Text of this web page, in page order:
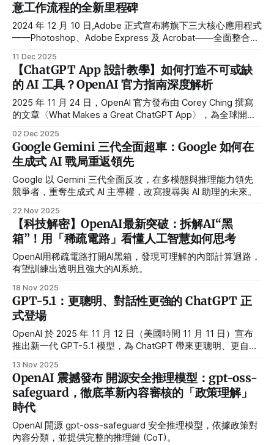
意工作流程的全新里程碑
2024 年 12 月 10 日,Adobe 正式宣布將旗下三大核心應用程式
——Photoshop、Adobe Express 及 Acrobat——全面整合至
項革命性的整合讓全球每週 8 億名 ChatGPT 使用者能夠透過
自然語言對話,直接在聊天介面中完成專業級的圖片編輯、設
計創作與文件處理,徹底打破了創意軟體的使用門檻。
11 Dec 2025
【ChatGPT App 設計教學】如何打造不可或缺
的 AI 工具？OpenAI 官方指南深度解析
2025 年 11 月 24 日，OpenAI 官方發布由 Corey Ching 撰寫
的文章〈What Makes a Great ChatGPT App〉，為全球開發
標只有一個：未來的 ChatGPT App，必須真正強化模型能
力，而不是把既有產品硬塞進對話框。 這也意味著：隨著
OpenAI Apps SDK 和應用商店生態逐漸成熟，我們需要徹底
改變對「軟體」與「產品」的想像——從畫面與流程，轉向
「能力集」與「任務完成度」。 ChatGPT App 的本質：從
02 Dec 2025
Google Gemini 三代全面超車：Google 如何在
生成式 AI 戰局重返領先
Google 以 Gemini 三代全面反攻，在多模態與推理能力領先
競爭者，重奪生成式 AI 主導權，改寫搜尋與 AI 助理的未來。
22 Nov 2025
【科技解密】OpenAI最新突破：拆解AI“黑
箱”！用「稀疏電路」看懂人工智慧如何思考
OpenAI用稀疏電路打開AI黑箱，發現可理解的內部計算迴路，
有望訓練出透明且強大的AI系統。
18 Nov 2025
GPT-5.1：更聰明、對話性更強的 ChatGPT 正
式登場
OpenAI 於 2025 年 11 月 12 日（美國時間 11 月 11 日）宣布
推出新一代 GPT-5.1 模型，為 ChatGPT 帶來更聰明、更自然
氣與風格。這次更新緊接在 GPT-5 推出三個月後登場，直接
回應用戶對於「更有人味」AI 的強烈需求，成為 OpenAI 在競
爭激烈的 AI 市場中的重要一步。​
13 Nov 2025
OpenAI 震撼發布 開源安全推理模型：gpt-oss-
safeguard，徹底革新內容審核的「政策理解」
時代
OpenAI 開源 gpt-oss-safeguard 安全推理模型，依據政策對
內容分類，並提供完整的推理鏈 (CoT)。